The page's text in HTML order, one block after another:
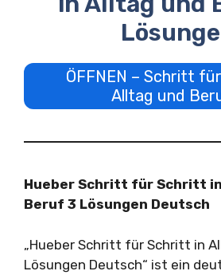
ÖFFNEN – Schritt
Alltag und
Hueber Schritt für Schritt
Beruf 3 Lösungen Deutsch
„Hueber Schritt für Schritt in
Lösungen Deutsch“ ist ein